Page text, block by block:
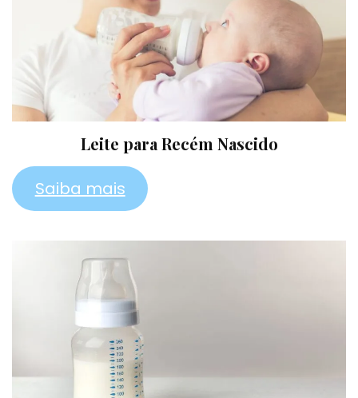
Leite para Recém Nascido
Saiba mais